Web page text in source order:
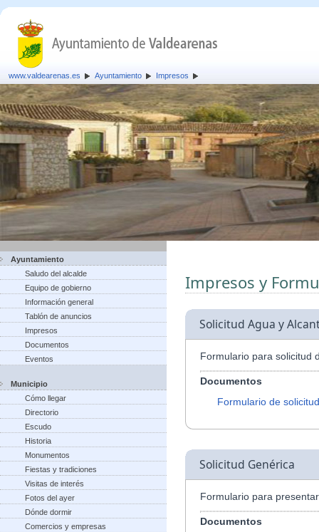
www.valdearenas.es Ayuntamiento Impresos
Ayuntamiento
Saludo del alcalde
Equipo de gobierno
Información general
Tablón de anuncios
Impresos
Documentos
Eventos
Municipio
Cómo llegar
Directorio
Escudo
Historia
Monumentos
Fiestas y tradiciones
Visitas de interés
Fotos del ayer
Dónde dormir
Comercios y empresas
Impresos y
Solicitud Agua y
Formulario para solicitud
Documentos
Formulario de
Solicitud Genérica
Formulario para
Documentos